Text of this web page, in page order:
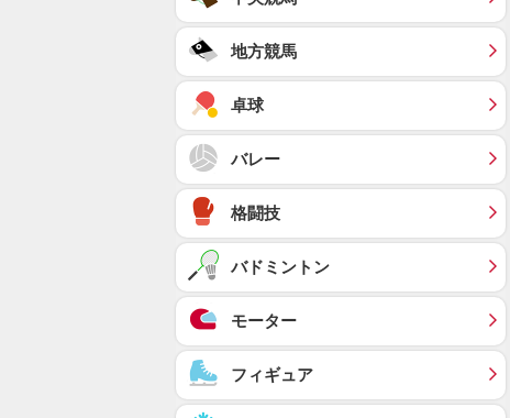
地方競馬
卓球
バレー
格闘技
バドミントン
モーター
フィギュア